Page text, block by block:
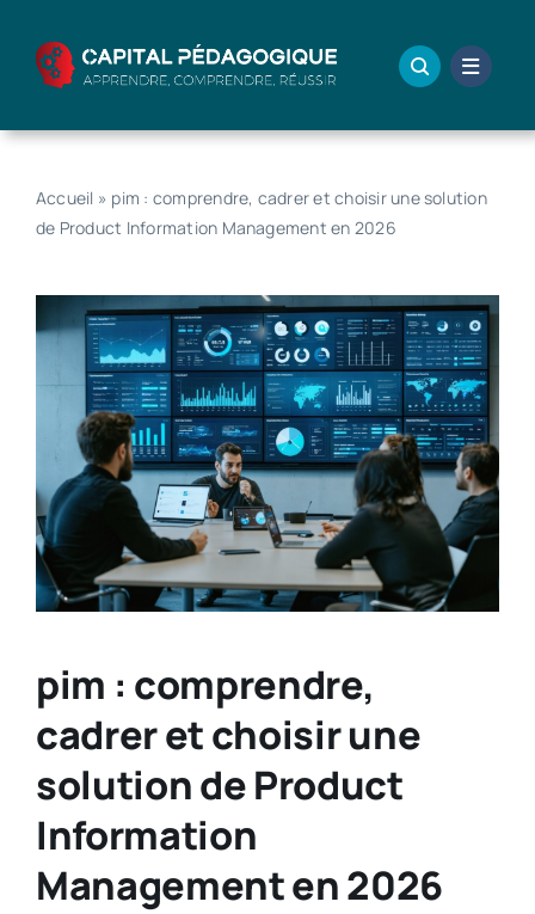
contenu
Accueil » pim : comprendre, cadrer et choisir une solution
de Product Information Management en 2026
pim : comprendre,
cadrer et choisir une
solution de Product
Information
Management en 2026